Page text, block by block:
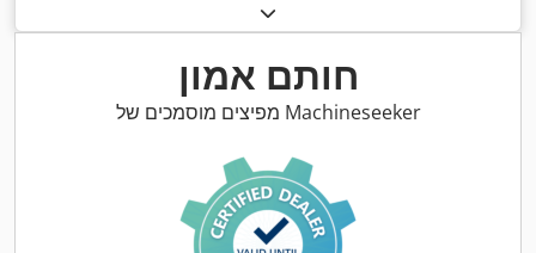
חותם אמון
מפיצים מוסמכים של Machineseeker